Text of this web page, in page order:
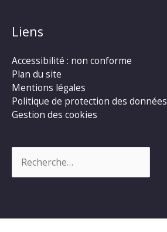
Liens
Accessibilité : non conforme
Plan du site
Mentions légales
Politique de protection des données
Gestion des cookies